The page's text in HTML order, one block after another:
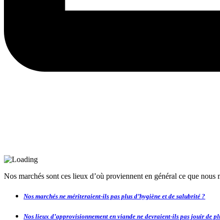
Nos marchés sont ces lieux d’où proviennent en général ce que nous
Nos marchés ne mériteraient-ils pas plus d’hygiène et de salubrité ?
Nos lieux d’approvisionnement en viande ne devraient-ils pas jouir de